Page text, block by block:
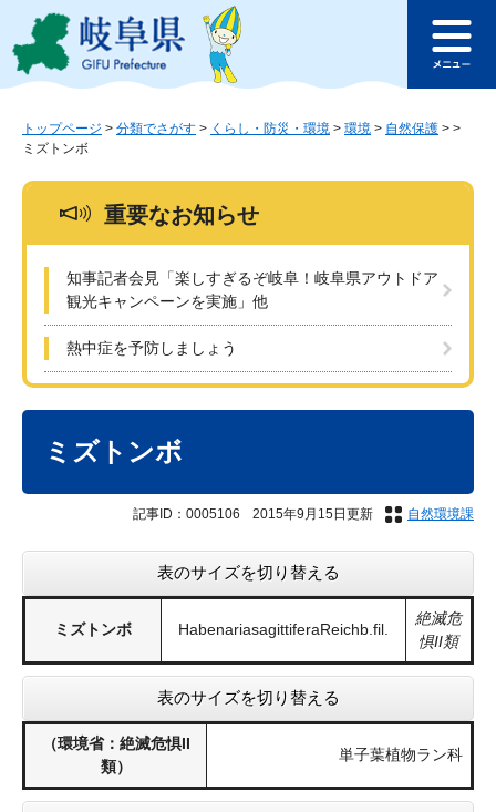
ジ
ュ
このページの本文へ
ュ
トップページ > 分類でさがす > くらし・防災・環境 > 環境 > 自然保護 > >
ミズトンボ
重要なお知らせ
知事記者会見「楽しすぎるぞ岐阜！岐阜県アウトドア
観光キャンペーンを実施」他
熱中症を予防しましょう
ミズトンボ
記事ID：0005106 2015年9月15日更新 自然環境課
表のサイズを切り替える
ミズトンボ HabenariasagittiferaReichb.fil.
絶滅危
惧II類
表のサイズを切り替える
（環境省：絶滅危惧II
類）
単子葉植物ラン科